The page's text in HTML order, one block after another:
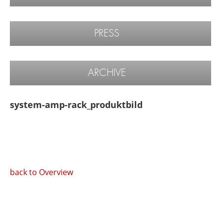
PRESS
ARCHIVE
system-amp-rack_produktbild
back to Overview